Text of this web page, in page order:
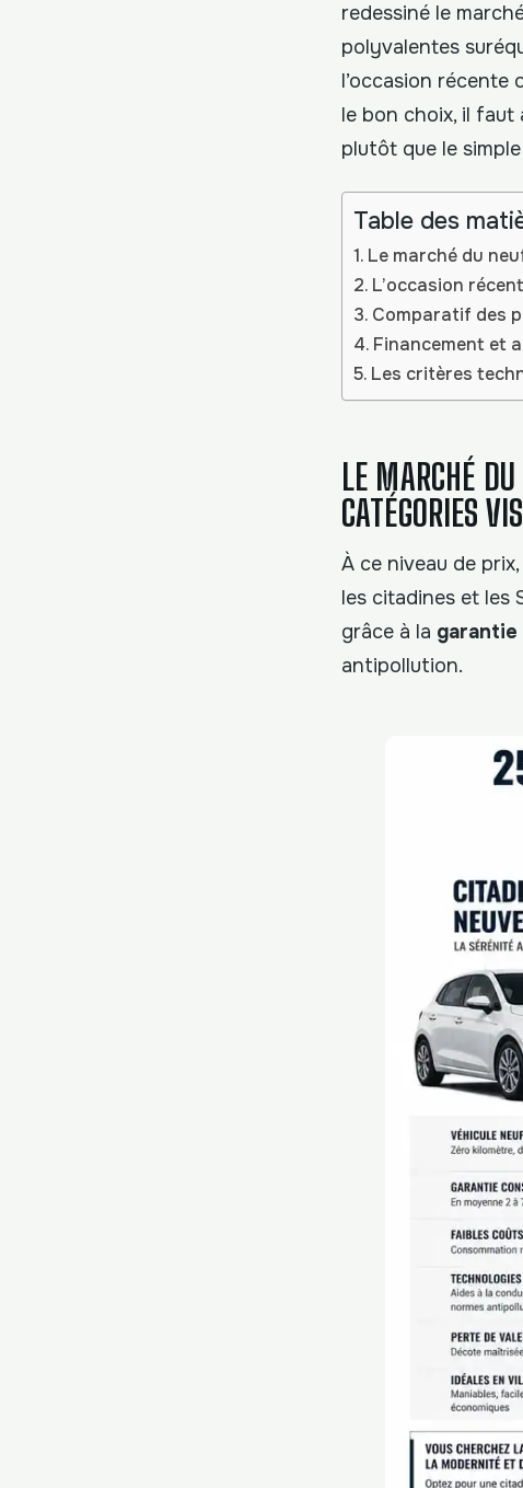
redessiné le
polyvalentes
l’occasion récente
le bon choix, il faut
plutôt que le
Table des
Le marché du
L’occasion
Comparatif des
Financement et
Les critères
LE MARCHÉ
CATÉGORIES
À ce niveau de
les citadines et les
grâce à la
antipollution.